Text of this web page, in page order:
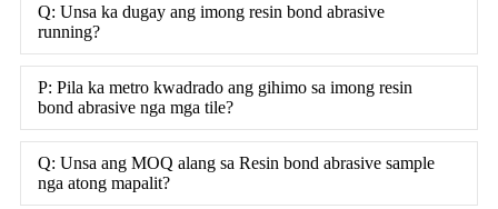
Q: Unsa ka dugay ang imong resin bond abrasive
running?
P: Pila ka metro kwadrado ang gihimo sa imong resin
bond abrasive nga mga tile?
Q: Unsa ang MOQ alang sa Resin bond abrasive sample
nga atong mapalit?